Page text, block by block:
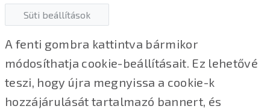
Süti beállítások
A fenti gombra kattintva bármikor
módosíthatja cookie-beállításait. Ez lehetővé
teszi, hogy újra megnyissa a cookie-k
hozzájárulását tartalmazó bannert, és